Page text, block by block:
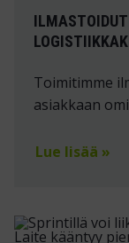
Toimitimme
asiakkaan
Lue lisää »